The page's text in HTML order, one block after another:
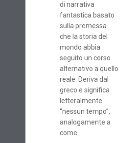
di narrativa
fantastica basato
sulla premessa
che la storia del
mondo abbia
seguito un corso
alternativo a quello
reale. Deriva dal
greco e significa
letteralmente
“nessun tempo”,
analogamente a
come...